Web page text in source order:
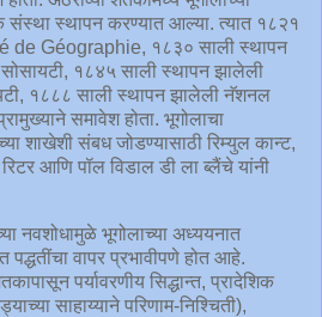
संस्था स्थापन करण्यात आल्या. त्यात १८२१
de Géographie, १८३० साली स्थापन
१८४५ साली स्थापन झालेली
१८८८ साली स्थापन झालेली नॅशनल
समावेश होता. भूगोलाचा
शाखेशी संबध जोडण्यासाठी रिम्युल कान्ट,
आणि पॉल विडाल डी ला ब्लैंचे यांनी
नवशोधामुळे भूगोलाच्या अध्ययनात
वापर प्रभावीपणे होत आहे.
पर्यावरणीय सिद्धान्त, प्रादेशिक
साहाय्याने परिणाम-निश्चिती),